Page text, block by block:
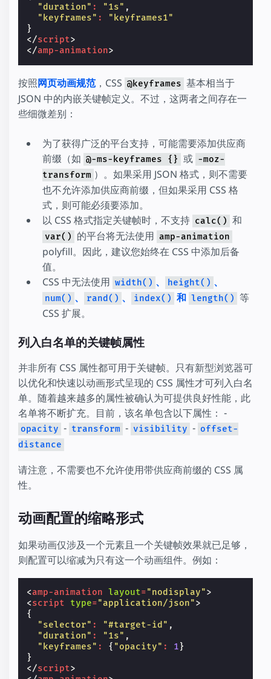
"duration" : "1s" ,
"keyframes" :
"keyframes1"
}
</script>
</amp-animation>
按照网页动画规范，CSS @keyframes 基本相当于
JSON 中的内嵌关键帧定义。不过，这两者之间存在一
些细微差别：
为了获得广泛的平台支持，可能需要添加供应商
前缀（如 @-ms-keyframes {} 或 -moz-
transform ）。如果采用 JSON 格式，则不需要
也不允许添加供应商前缀，但如果采用 CSS 格
式，则可能必须要添加。
以 CSS 格式指定关键帧时，不支持 calc() 和
var() 的平台将无法使用 amp-animation
polyfill。因此，建议您始终在 CSS 中添加后备
值。
CSS 中无法使用 width() 、 height() 、
num() 、 rand() 、 index() 和 length()
等
CSS 扩展。
列入白名单的关键帧属性
并非所有 CSS 属性都可用于关键帧。只有新型浏览器可
以优化和快速以动画形式呈现的 CSS 属性才可列入白名
单。随着越来越多的属性被确认为可提供良好性能，此
名单将不断扩充。目前，该名单包含以下属性： -
opacity - transform - visibility - offset-
distance
请注意，不需要也不允许使用带供应商前缀的 CSS 属
性。
动画配置的缩略形式
如果动画仅涉及一个元素且一个关键帧效果就已足够，
则配置可以缩减为只有这一个动画组件。例如：
<amp-animation layout="nodisplay">
<script type="application/json">
{
"selector" : "#target-id" ,
"duration" : "1s" ,
"keyframes" : { "opacity" : 1}
}
</script>